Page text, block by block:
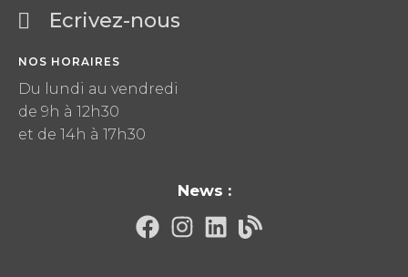
Ecrivez-nous
NOS HORAIRES
Du lundi au vendredi
de 9h à 12h30
et de 14h à 17h30
News :